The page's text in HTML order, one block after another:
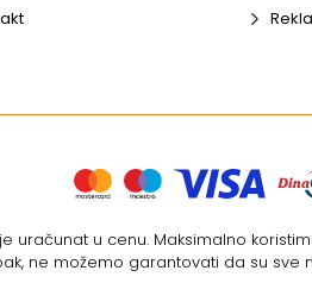
uračunat u cenu. Maksimalno
ne možemo garantovati da su